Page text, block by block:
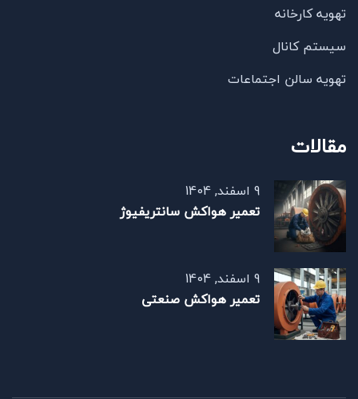
تهویه کارخانه
سیستم کانال
تهویه سالن اجتماعات
مقالات
9 اسفند, 1404
تعمیر هواکش سانتریفیوژ
9 اسفند, 1404
تعمیر هواکش صنعتی